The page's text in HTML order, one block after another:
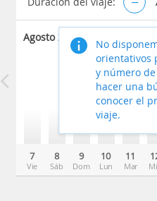
Agosto 2026
7
Vie
8
Sáb
9
Dom
10
Lun
11
Mar
No
orientativos
y número
hacer una
conocer el
viaje.